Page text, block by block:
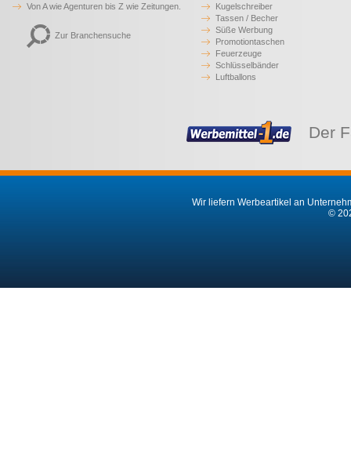
Von A wie Agenturen bis Z wie Zeitungen.
Zur Branchensuche
Kugelschreiber
Tassen / Becher
Süße Werbung
Promotiontaschen
Feuerzeuge
Schlüsselbänder
Luftballons
Der
Wir liefern Werbeartikel an
©